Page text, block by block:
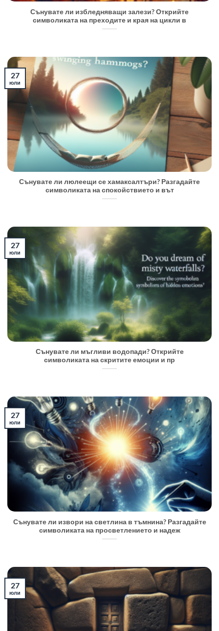
Сънувате ли избледняващи залези? Открийте
символиката на преходите и края на цикли в
Сънувате ли люлеещи се хамаксалтъри? Разгадайте
символиката на спокойствието и вът
27
юли
Сънувате ли мъгливи водопади? Открийте
символиката на скритите емоции и пр
27
юли
Сънувате ли извори на светлина в тъмнина? Разгадайте
символиката на просветлението и надеж
27
юли
27
юли